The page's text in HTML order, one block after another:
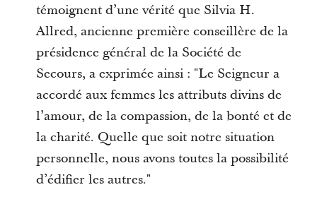
témoignent d’une vérité que Silvia H.
Allred, ancienne première conseillère de la
présidence général de la Société de
Secours, a exprimée ainsi : "Le Seigneur a
accordé aux femmes les attributs divins de
l’amour, de la compassion, de la bonté et de
la charité. Quelle que soit notre situation
personnelle, nous avons toutes la possibilité
d’édifier les autres."